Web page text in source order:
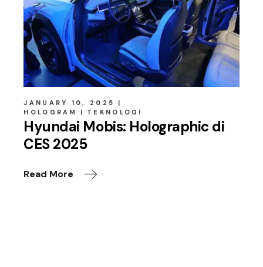
JANUARY 10, 2025
HOLOGRAM
TEKNOLOGI
Hyundai Mobis: Holographic di
CES 2025
Read More